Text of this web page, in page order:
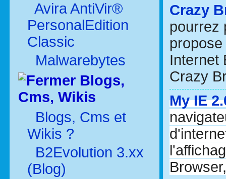
Avira AntiVir®
PersonalEdition
Classic
Malwarebytes
Blogs,
Cms, Wikis
Blogs, Cms et
Wikis ?
B2Evolution 3.xx
(Blog)
Crazy
pourrez
Internet
Crazy
My IE